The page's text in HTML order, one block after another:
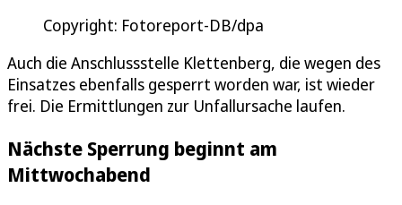
Copyright: Fotoreport-DB/dpa
Auch die Anschlussstelle Klettenberg, die wegen des
Einsatzes ebenfalls gesperrt worden war, ist wieder
frei. Die Ermittlungen zur Unfallursache laufen.
Nächste Sperrung beginnt am
Mittwochabend